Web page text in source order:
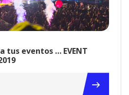
tus eventos … EVENT